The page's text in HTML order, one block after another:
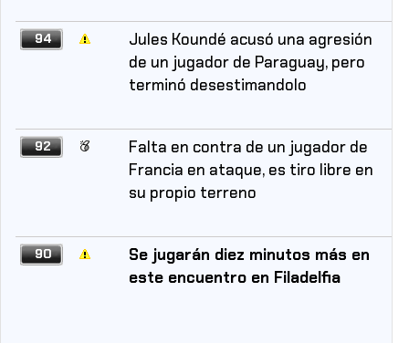
94
Jules Koundé acusó una agresión
de un jugador de Paraguay, pero
terminó desestimandolo
92
Falta en contra de un jugador de
Francia en ataque, es tiro libre en
su propio terreno
90
Se jugarán diez minutos más en
este encuentro en Filadelfia